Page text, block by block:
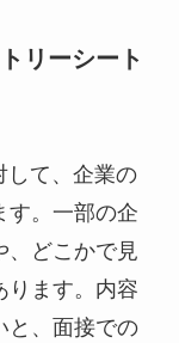
リーシート
して、企業の
す。一部の企
、どこかで見
ります。内容
と、面接での